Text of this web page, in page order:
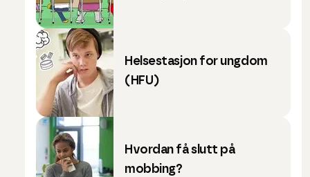
Helsestasjon for ungdom
(HFU)
Hvordan få slutt på
mobbing?